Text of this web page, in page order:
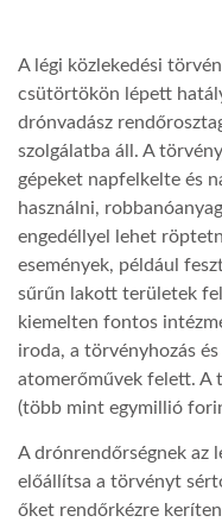
A légi közlekedési
csütörtökön lépett
drónvadász
szolgálatba áll. A
gépeket napfelkelte és
használni,
engedéllyel lehet
események, például
sűrűn lakott területek
kiemelten fontos
iroda, a törvényhozás
atomerőművek felett. A
(több mint egymillió
A drónrendőrségnek az
előállítsa a törvényt
őket rendőrkézre